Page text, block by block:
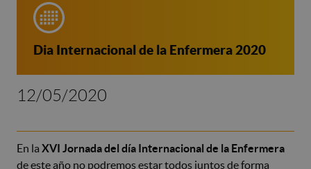
Dia Internacional de la Enfermera 2020
12/05/2020
En la XVI Jornada del día Internacional de la Enfermera
de este año no podremos estar todos juntos de forma